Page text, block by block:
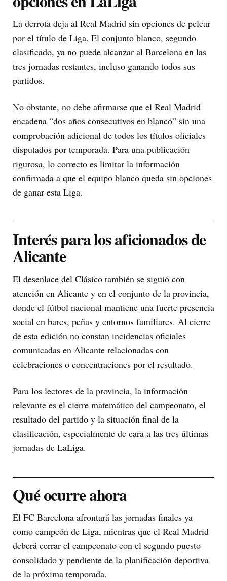
La derrota deja al Real Madrid sin opciones de pelear
por el título de Liga. El conjunto blanco, segundo
clasificado, ya no puede alcanzar al Barcelona en las
tres jornadas restantes, incluso ganando todos sus
partidos.
No obstante, no debe afirmarse que el Real Madrid
encadena “dos años consecutivos en blanco” sin una
comprobación adicional de todos los títulos oficiales
disputados por temporada. Para una publicación
rigurosa, lo correcto es limitar la información
confirmada a que el equipo blanco queda sin opciones
de ganar esta Liga.
Interés para los aficionados de
Alicante
El desenlace del Clásico también se siguió con
atención en Alicante y en el conjunto de la provincia,
donde el fútbol nacional mantiene una fuerte presencia
social en bares, peñas y entornos familiares. Al cierre
de esta edición no constan incidencias oficiales
comunicadas en Alicante relacionadas con
celebraciones o concentraciones por el resultado.
Para los lectores de la provincia, la información
relevante es el cierre matemático del campeonato, el
resultado del partido y la situación final de la
clasificación, especialmente de cara a las tres últimas
jornadas de LaLiga.
Qué ocurre ahora
El FC Barcelona afrontará las jornadas finales ya
como campeón de Liga, mientras que el Real Madrid
deberá cerrar el campeonato con el segundo puesto
consolidado y pendiente de la planificación deportiva
de la próxima temporada.